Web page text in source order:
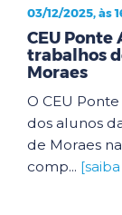
03/12/2025, às
CEU Ponte
trabalhos
Moraes
O CEU
dos alunos
de Moraes
comp...